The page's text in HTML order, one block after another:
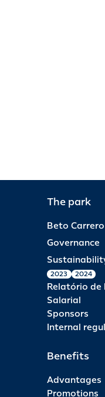
The park
Beto
Governance
2023 2024
Relatório de
Salarial
Sponsors
Internal
Benefits
Advantages
Promotions